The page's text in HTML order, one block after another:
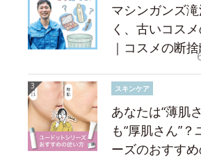
マシンガンズ
く、古いコス
｜コスメの断
スキンケア
あなたは“薄肌
も“厚肌さん”
ーズのおすす